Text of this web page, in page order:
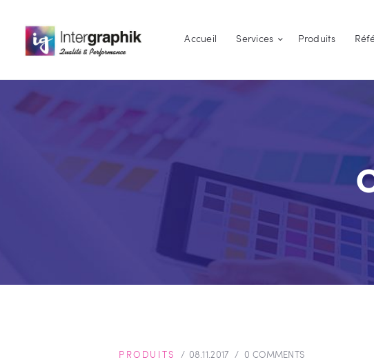
Accueil Services Produits
Devis
PRODUITS 08.11.2017 0 COMMENTS